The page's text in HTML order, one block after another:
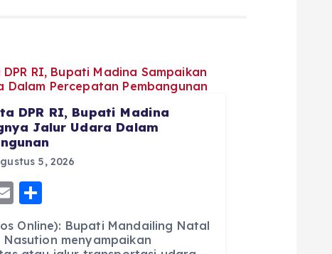
DPR RI, Bupati Madina
Jalur Udara Dalam
5, 2026
E
m
ai
h
a
Online): Bupati Mandailing Natal
Nasution menyampaikan